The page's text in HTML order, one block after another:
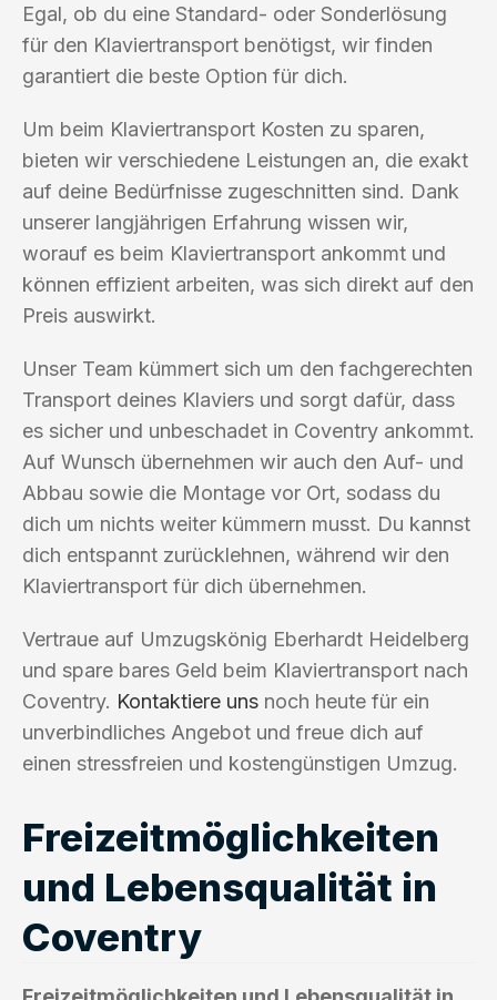
Egal, ob du eine Standard- oder Sonderlösung
für den Klaviertransport benötigst, wir finden
garantiert die beste Option für dich.
Um beim Klaviertransport Kosten zu sparen,
bieten wir verschiedene Leistungen an, die exakt
auf deine Bedürfnisse zugeschnitten sind. Dank
unserer langjährigen Erfahrung wissen wir,
worauf es beim Klaviertransport ankommt und
können effizient arbeiten, was sich direkt auf den
Preis auswirkt.
Unser Team kümmert sich um den fachgerechten
Transport deines Klaviers und sorgt dafür, dass
es sicher und unbeschadet in Coventry ankommt.
Auf Wunsch übernehmen wir auch den Auf- und
Abbau sowie die Montage vor Ort, sodass du
dich um nichts weiter kümmern musst. Du kannst
dich entspannt zurücklehnen, während wir den
Klaviertransport für dich übernehmen.
Vertraue auf Umzugskönig Eberhardt Heidelberg
und spare bares Geld beim Klaviertransport nach
Coventry. Kontaktiere uns noch heute für ein
unverbindliches Angebot und freue dich auf
einen stressfreien und kostengünstigen Umzug.
Freizeitmöglichkeiten
und Lebensqualität in
Coventry